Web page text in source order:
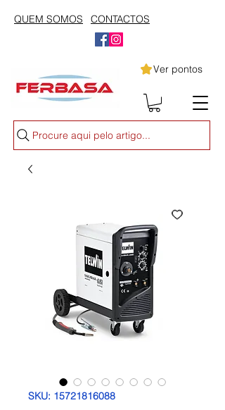
QUEM SOMOS CONTACTOS
Ver pontos
Procure aqui pelo artigo...
SKU: 15721816088